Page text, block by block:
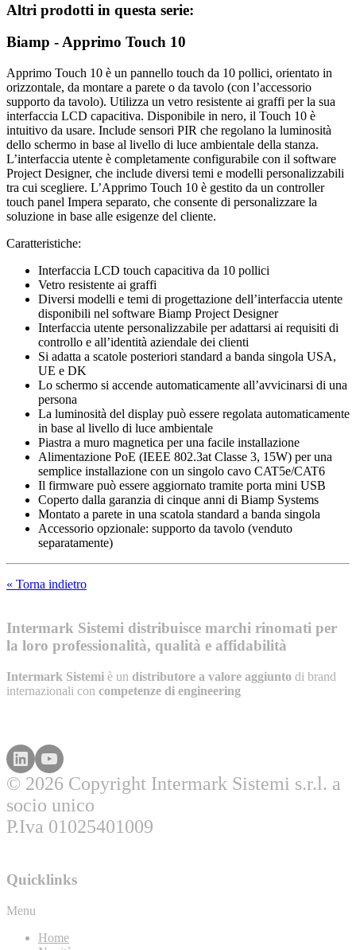
Altri prodotti in questa serie:
Biamp - Apprimo Touch 10
Apprimo Touch 10 è un pannello touch da 10 pollici, orientato in
orizzontale, da montare a parete o da tavolo (con l’accessorio
supporto da tavolo). Utilizza un vetro resistente ai graffi per la sua
interfaccia LCD capacitiva. Disponibile in nero, il Touch 10 è
intuitivo da usare. Include sensori PIR che regolano la luminosità
dello schermo in base al livello di luce ambientale della stanza.
L’interfaccia utente è completamente configurabile con il software
Project Designer, che include diversi temi e modelli personalizzabili
tra cui scegliere. L’Apprimo Touch 10 è gestito da un controller
touch panel Impera separato, che consente di personalizzare la
soluzione in base alle esigenze del cliente.
Caratteristiche:
Interfaccia LCD touch capacitiva da 10 pollici
Vetro resistente ai graffi
Diversi modelli e temi di progettazione dell’interfaccia utente
disponibili nel software Biamp Project Designer
Interfaccia utente personalizzabile per adattarsi ai requisiti di
controllo e all’identità aziendale dei clienti
Si adatta a scatole posteriori standard a banda singola USA,
UE e DK
Lo schermo si accende automaticamente all’avvicinarsi di una
persona
La luminosità del display può essere regolata automaticamente
in base al livello di luce ambientale
Piastra a muro magnetica per una facile installazione
Alimentazione PoE (IEEE 802.3at Classe 3, 15W) per una
semplice installazione con un singolo cavo CAT5e/CAT6
Il firmware può essere aggiornato tramite porta mini USB
Coperto dalla garanzia di cinque anni di Biamp Systems
Montato a parete in una scatola standard a banda singola
Accessorio opzionale: supporto da tavolo (venduto
separatamente)
« Torna indietro
Intermark Sistemi distribuisce marchi rinomati per
la loro professionalità, qualità e affidabilità
Intermark Sistemi è un distributore a valore aggiunto di brand
internazionali con competenze di engineering
© 2026 Copyright Intermark Sistemi s.r.l. a
socio unico
P.Iva 01025401009
Quicklinks
Menu
Home